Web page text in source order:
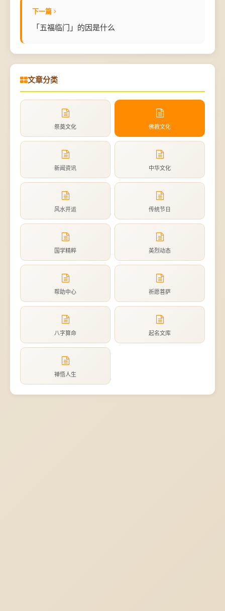
下一篇
「五福临门」的因是什么
文章分类
祭奠文化 佛教文化
新闻资讯 中华文化
风水开运 传统节日
国学精粹 英烈动态
帮助中心 祈愿菩萨
八字算命 起名文库
禅悟人生